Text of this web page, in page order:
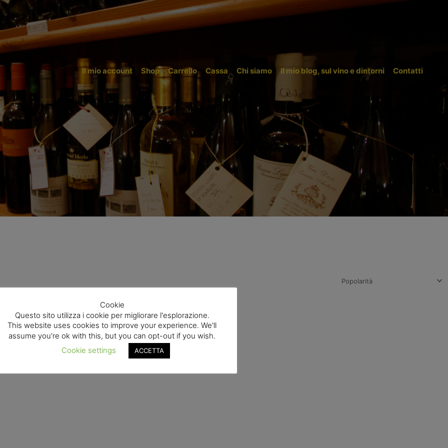
Il mio account Shop Carrello Cassa Chi siamo Il mio blog, sul vino e dintorni Contatti
Cookie
Questo sito utilizza i cookie per migliorare l'esplorazione.
This website uses cookies to improve your experience. We'll
assume you're ok with this, but you can opt-out if you wish.
Cookie settings
ACCETTA